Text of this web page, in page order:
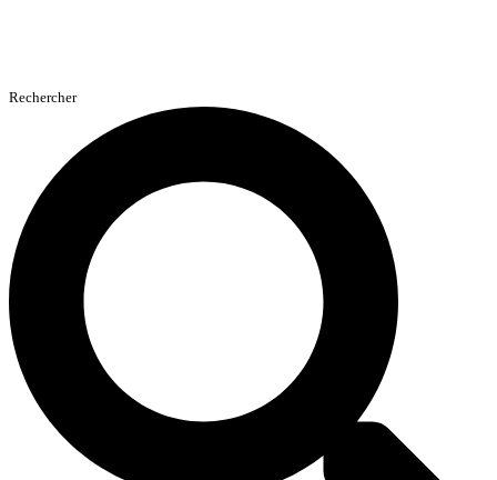
Rechercher